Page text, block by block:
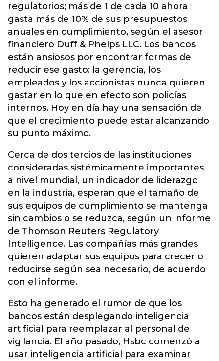
regulatorios; más de 1 de cada 10 ahora
gasta más de 10% de sus presupuestos
anuales en cumplimiento, según el asesor
financiero Duff & Phelps LLC. Los bancos
están ansiosos por encontrar formas de
reducir ese gasto: la gerencia, los
empleados y los accionistas nunca quieren
gastar en lo que en efecto son policías
internos. Hoy en día hay una sensación de
que el crecimiento puede estar alcanzando
su punto máximo.
Cerca de dos tercios de las instituciones
consideradas sistémicamente importantes
a nivel mundial, un indicador de liderazgo
en la industria, esperan que el tamaño de
sus equipos de cumplimiento se mantenga
sin cambios o se reduzca, según un informe
de Thomson Reuters Regulatory
Intelligence. Las compañías más grandes
quieren adaptar sus equipos para crecer o
reducirse según sea necesario, de acuerdo
con el informe.
Esto ha generado el rumor de que los
bancos están desplegando inteligencia
artificial para reemplazar al personal de
vigilancia. El año pasado, Hsbc comenzó a
usar inteligencia artificial para examinar